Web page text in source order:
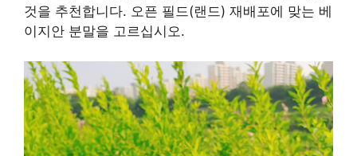
것을 추천합니다. 오픈 필드(랜드) 재배포에 맞는 베
이지안 분말을 고르십시오.